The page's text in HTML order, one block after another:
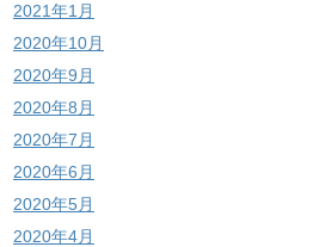
2021年1月
2020年10月
2020年9月
2020年8月
2020年7月
2020年6月
2020年5月
2020年4月